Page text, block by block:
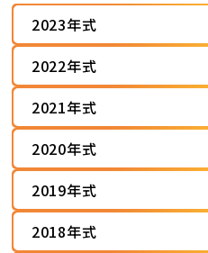
2023年式
2022年式
2021年式
2020年式
2019年式
2018年式